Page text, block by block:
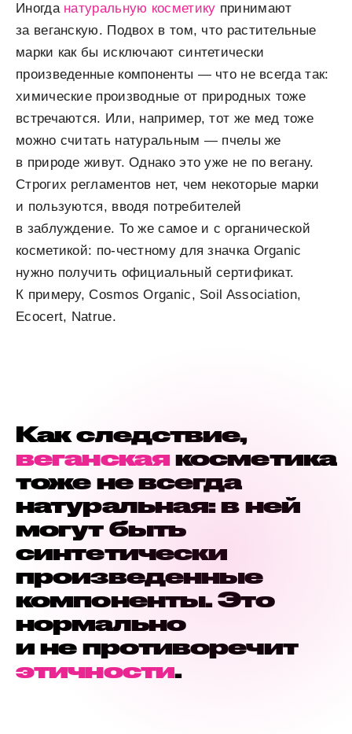
Иногда натуральную косметику принимают
за веганскую. Подвох в том, что растительные
марки как бы исключают синтетически
произведенные компоненты — что не всегда так:
химические производные от природных тоже
встречаются. Или, например, тот же мед тоже
можно считать натуральным — пчелы же
в природе живут. Однако это уже не по вегану.
Строгих регламентов нет, чем некоторые марки
и пользуются, вводя потребителей
в заблуждение. То же самое и с органической
косметикой: по-честному для значка Organic
нужно получить официальный сертификат.
К примеру, Cosmos Organic, Soil Association,
Ecocert, Natrue.
Как следствие,
веганскаякосметика
тоже не всегда
натуральная: в ней
могут быть
синтетически
произведенные
компоненты. Это
нормально
и не противоречит
этичности.